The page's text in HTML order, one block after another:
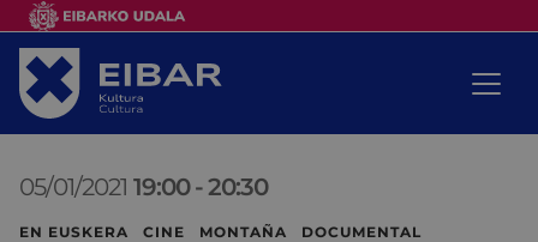
05/01/2021 19:00 -20:30
EN EUSKERA CINE MONTAÑA DOCUMENTAL